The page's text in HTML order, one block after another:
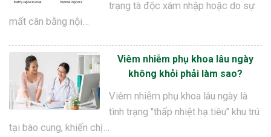
trạng tà độc xâm nhập hoặc do sự
mất cân bằng nội…
Viêm nhiễm phụ khoa lâu ngày
không khỏi phải làm sao?
Viêm nhiễm phụ khoa lâu ngày là
tình trạng "thấp nhiệt hạ tiêu" khu trú
tại bào cung, khiến chị…